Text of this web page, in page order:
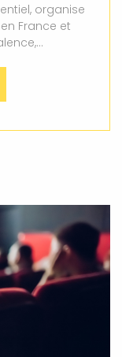
organise
France et